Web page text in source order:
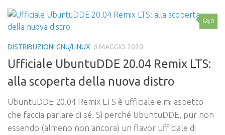
0
DISTRIBUZIONI GNU/LINUX 6 MAGGIO 2020
Ufficiale UbuntuDDE 20.04 Remix LTS:
alla scoperta della nuova distro
UbuntuDDE 20.04 Remix LTS è ufficiale e mi aspetto
che faccia parlare di sé. Sì perché UbuntuDDE, pur non
essendo (almeno non ancora) un flavor ufficiale di